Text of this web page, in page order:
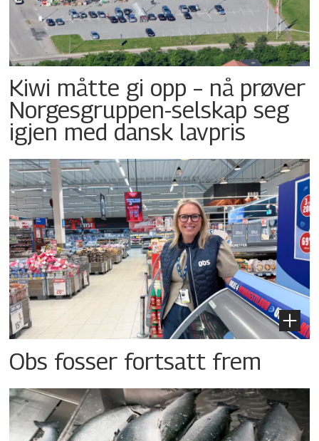
Kiwi måtte gi opp – nå prøver
Norgesgruppen-selskap seg
igjen med dansk lavpris
Obs fosser fortsatt frem